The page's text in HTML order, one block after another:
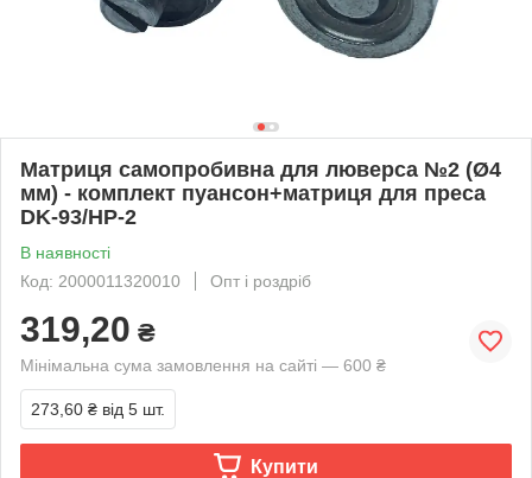
Матриця самопробивна для люверса №2 (Ø4
мм) - комплект пуансон+матриця для преса
DK-93/НР-2
В наявності
Код: 2000011320010
Опт і роздріб
319,20 ₴
Мінімальна сума замовлення на сайті — 600 ₴
273,60 ₴ від 5 шт.
Купити